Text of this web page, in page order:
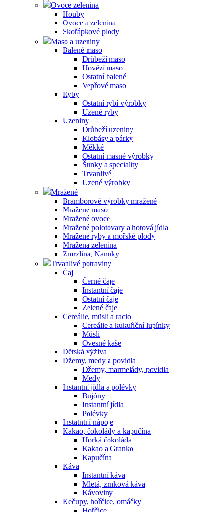
Ovoce zelenina
Houby
Ovoce a zelenina
Skořápkové plody
Maso a uzeniny
Balené maso
Drůbeží maso
Hovězí maso
Ostatní balené
Vepřové maso
Ryby
Ostatní rybí výrobky
Uzené ryby
Uzeniny
Drůbeží uzeniny
Klobásy a párky
Měkké
Ostatní masné výrobky
Šunky a speciality
Trvanlivé
Uzené výrobky
Mražené
Bramborové výrobky mražené
Mražené maso
Mražené ovoce
Mražené polotovary a hotová jídla
Mražené ryby a mořské plody
Mražená zelenina
Zmrzlina, Nanuky
Trvanlivé potraviny
Čaj
Černé čaje
Instantní čaje
Ostatní čaje
Zelené čaje
Cereálie, müsli a racio
Cereálie a kukuřiční lupínky
Müsli
Ovesné kaše
Dětská výživa
Džemy, medy a povidla
Džemy, marmelády, povidla
Medy
Instantní jídla a polévky
Bujóny
Instantní jídla
Polévky
Instatntní nápoje
Kakao, čokolády a kapučína
Horká čokoláda
Kakao a Granko
Kapučína
Káva
Instantní káva
Mletá, zrnková káva
Kávoviny
Kečupy, hořčice, omáčky
Hořčice